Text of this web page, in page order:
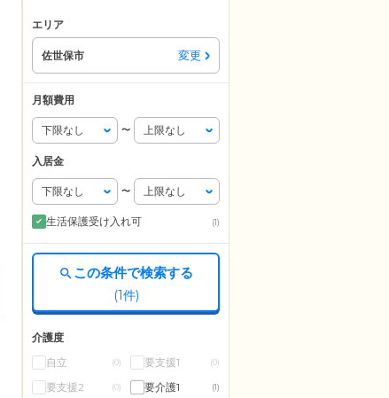
エリア
佐世保市 変更
月額費用
〜
入居金
〜
生活保護受け入れ可 (1)
この条件で検索する
(1件)
介護度
自立
(0) 要支援1 (0)
要支援2 (0) 要介護1 (1)